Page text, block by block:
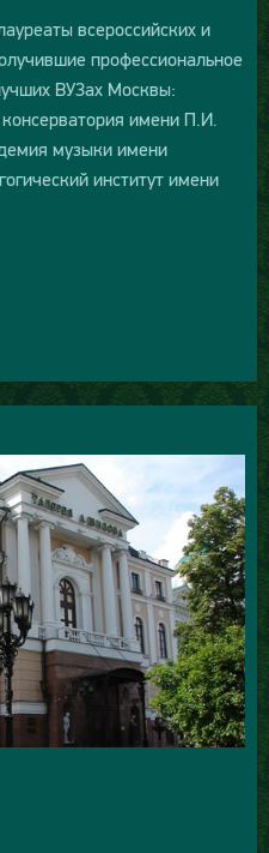
всероссийских и
профессиональное
ВУЗах Москвы:
имени П.И.
музыки имени
институт имени